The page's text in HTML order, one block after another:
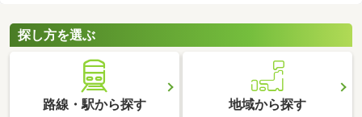
探し方を選ぶ
路線・駅から探す 地域から探す